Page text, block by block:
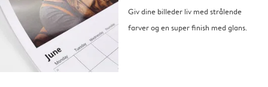
Giv dine billeder liv med strålende
farver og en super finish med glans.